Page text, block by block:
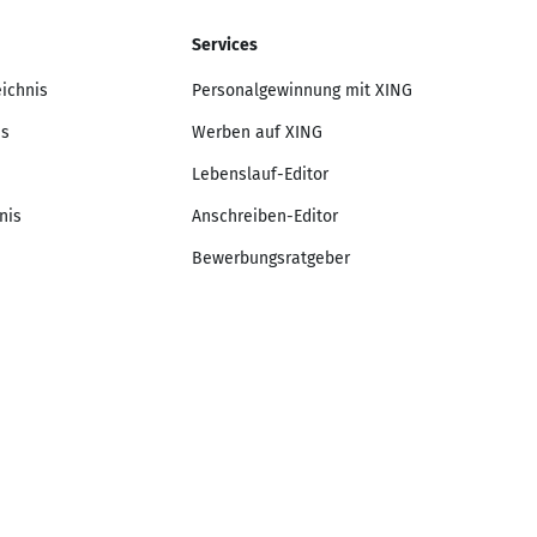
Services
Personalgewinnung mit XING
Werben auf XING
Lebenslauf-Editor
Anschreiben-Editor
Bewerbungsratgeber